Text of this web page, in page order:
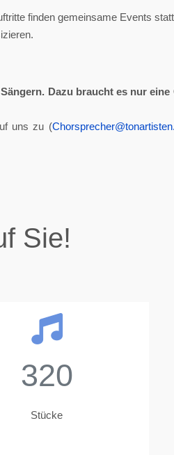
finden gemeinsame Events
Dazu braucht es nur
uns zu (
Sie!
320
Stücke